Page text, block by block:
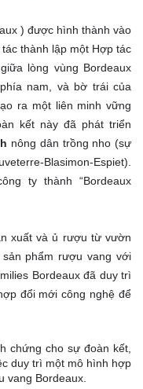
) được hình thành vào
thành lập một Hợp tác
lòng vùng Bordeaux
nam, và bờ trái của
ra một liên minh vững
kết này đã phát triển
nông dân trồng nho (sự
Blasimon-Espiet).
ty thành “Bordeaux
xuất và ủ rượu từ vườn
phẩm rượu vang với
Bordeaux đã duy trì
đổi mới công nghệ để
chứng cho sự đoàn kết,
duy trì một mô hình hợp
vang Bordeaux.